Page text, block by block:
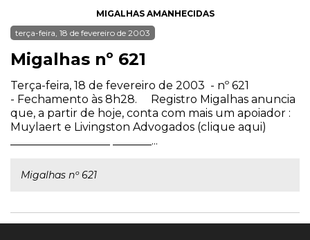
MIGALHAS AMANHECIDAS
terça-feira, 18 de fevereiro de 2003
Migalhas nº 621
Terça-feira, 18 de fevereiro de 2003 - nº 621
- Fechamento às 8h28. Registro Migalhas anuncia
que, a partir de hoje, conta com mais um apoiador :
Muylaert e Livingston Advogados (clique aqui)
__________________ _______...
Migalhas nº 621